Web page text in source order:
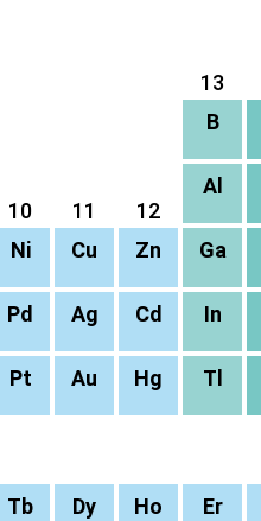
13
B
10 11 12
Al
Ni Cu Zn Ga
Pd Ag Cd In
Pt Au Hg Tl
Tb Dy Ho Er